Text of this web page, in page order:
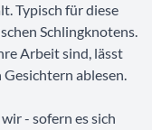
Typisch für diese
Schlingknotens.
Arbeit sind, lässt
ablesen.
- sofern es sich